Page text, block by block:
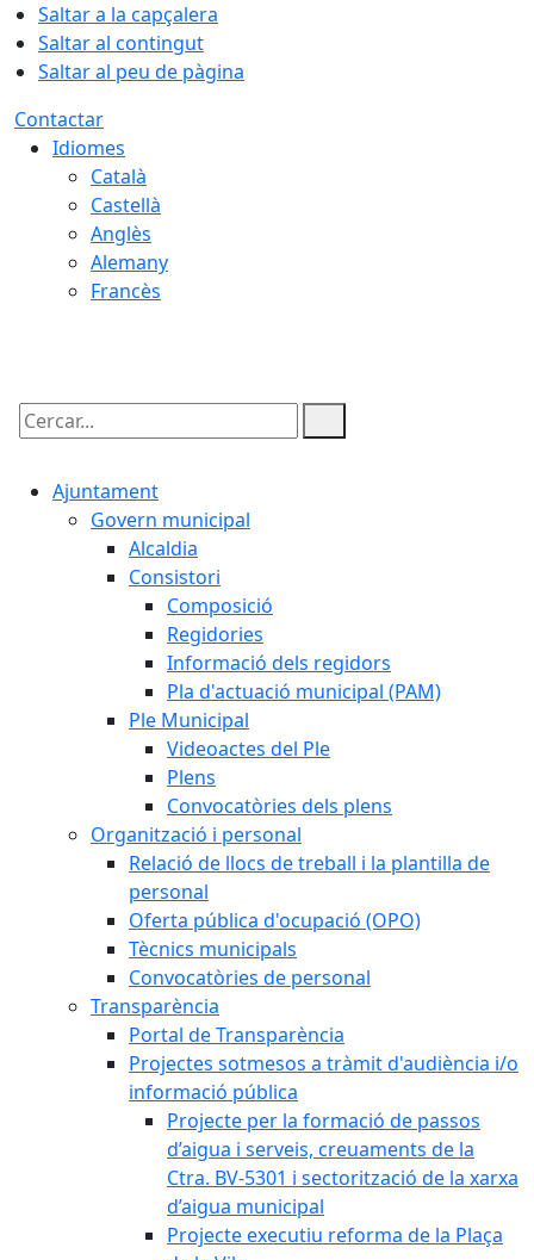
Saltar a la capçalera
Saltar al contingut
Saltar al peu de pàgina
Contactar
Idiomes
Català
Castellà
Anglès
Alemany
Francès
Cercar:
Ajuntament
Govern municipal
Alcaldia
Consistori
Composició
Regidories
Informació dels regidors
Pla d'actuació municipal (PAM)
Ple Municipal
Videoactes del Ple
Plens
Convocatòries dels plens
Organització i personal
Relació de llocs de treball i la plantilla de
personal
Oferta pública d'ocupació (OPO)
Tècnics municipals
Convocatòries de personal
Transparència
Portal de Transparència
Projectes sotmesos a tràmit d'audiència i/o
informació pública
Projecte per la formació de passos
d’aigua i serveis, creuaments de la
Ctra. BV-5301 i sectorització de la xarxa
d’aigua municipal
Projecte executiu reforma de la Plaça